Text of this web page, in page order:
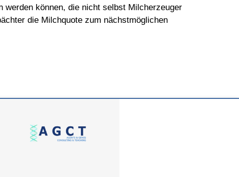
werden können, die nicht selbst Milcherzeuger
die Milchquote zum nächstmöglichen